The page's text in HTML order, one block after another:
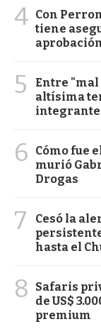
4 Con
tiene
5
Entre
altísima
6
Cómo fue
murió
Drogas
7
Cesó la
hasta el
8
Safaris
de US$
premium